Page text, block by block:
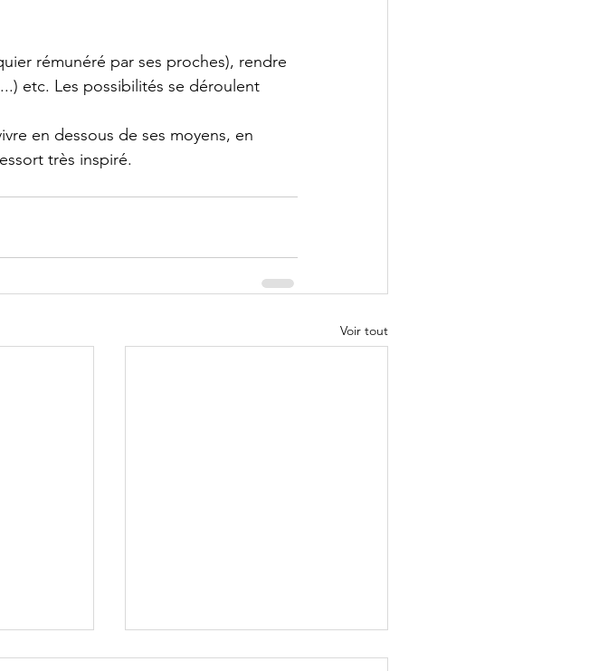
rémunéré par ses proches), rendre
etc. Les possibilités se déroulent
en dessous de ses moyens, en
très inspiré.
Voir tout